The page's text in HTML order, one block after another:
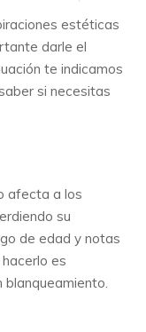
estéticas
darle el
te indicamos
si necesitas
afecta a los
su
de edad y notas
es
blanqueamiento.